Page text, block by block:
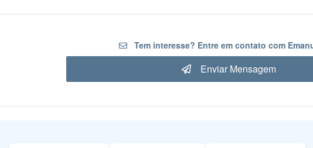
Tem interesse? Entre em contato com
Enviar Mensagem